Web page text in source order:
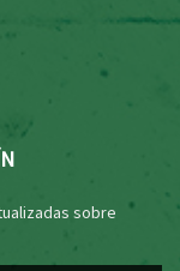
sobre